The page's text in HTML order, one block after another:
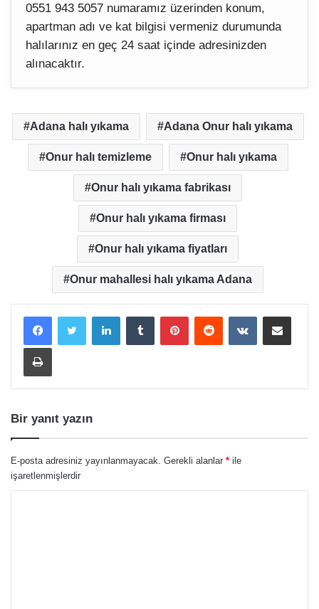
0551 943 5057 numaramız üzerinden konum,
apartman adı ve kat bilgisi vermeniz durumunda
halılarınız en geç 24 saat içinde adresinizden
alınacaktır.
Adana halı yıkama Adana Onur halı yıkama
Onur halı temizleme Onur halı yıkama
Onur halı yıkama fabrikası
Onur halı yıkama firması
Onur halı yıkama fiyatları
Onur mahallesi halı yıkama Adana
Bir yanıt yazın
E-posta adresiniz yayınlanmayacak. Gerekli alanlar * ile
işaretlenmişlerdir